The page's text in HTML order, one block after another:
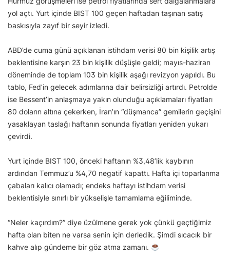
yol açtı. Yurt içinde BIST 100 geçen haftadan taşınan satış
baskısıyla zayıf bir seyir izledi.
ABD’de cuma günü açıklanan istihdam verisi 80 bin kişilik artış
beklentisine karşın 23 bin kişilik düşüşle geldi; mayıs-haziran
döneminde de toplam 103 bin kişilik aşağı revizyon yapıldı. Bu
tablo, Fed’in gelecek adımlarına dair belirsizliği artırdı. Petrolde
ise Bessent’in anlaşmaya yakın olunduğu açıklamaları fiyatları
80 doların altına çekerken, İran’ın “düşmanca” gemilerin geçişini
yasaklayan taslağı haftanın sonunda fiyatları yeniden yukarı
çevirdi.
Yurt içinde BIST 100, önceki haftanın %3,48’lik kaybının
ardından Temmuz’u %4,70 negatif kapattı. Hafta içi toparlanma
çabaları kalıcı olamadı; endeks haftayı istihdam verisi
beklentisiyle sınırlı bir yükselişle tamamlama eğiliminde.
“Neler kaçırdım?” diye üzülmene gerek yok çünkü geçtiğimiz
hafta olan biten ne varsa senin için derledik. Şimdi sıcacık bir
kahve alıp gündeme bir göz atma zamanı.